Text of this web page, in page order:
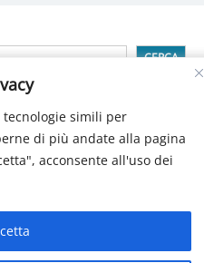
tecnologie simili per
di più andate alla pagina
acconsente all'uso dei
tecnologie simili per
di più andate alla pagina
acconsente all'uso dei
CERCA
praticata dai ragazzi
automation (domotica)
Decreto pubblicatosulla